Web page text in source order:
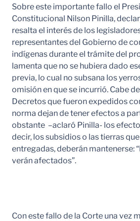
Sobre este importante fallo el
Constitucional Nilson Pinilla,
resalta el interés de los
representantes del Gobierno de
indígenas durante el trámite del
lamenta que no se hubiera dado
previa, lo cual no subsana los
omisión en que se incurrió. Cabe
Decretos que fueron expedidos
norma dejan de tener efectos a
obstante –aclaró Pinilla- los
decir, los subsidios o las tierras
entregadas, deberán mantenerse:
verán afectados”.
Con este fallo de la Corte una vez